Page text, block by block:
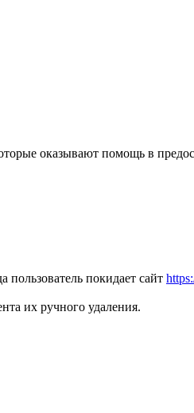
оказывают помощь в
покидает сайт
их ручного удаления.